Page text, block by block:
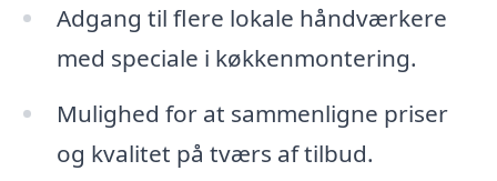
Adgang til flere lokale håndværkere
med speciale i køkkenmontering.
Mulighed for at sammenligne priser
og kvalitet på tværs af tilbud.